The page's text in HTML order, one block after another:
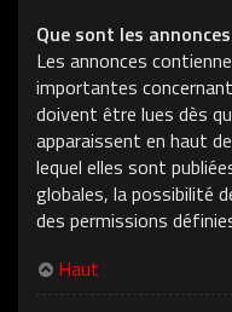
Que sont les
Les annonces
importantes
doivent être lues dès
apparaissent en haut
lequel elles sont
globales, la possibilité
des permissions
Haut